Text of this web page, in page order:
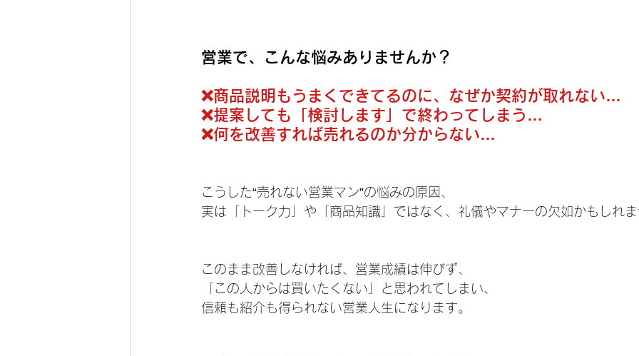
営業で、こんな悩みありませんか？
❌️商品説明もうまくできてるのに、なぜか契約が取れない…
❌️提案しても「検討します」で終わってしまう…
❌️何を改善すれば売れるのか分からない…
こうした“売れない営業マン”の悩みの原因、
実は「トーク力」や「商品知識」ではなく、礼儀やマナーの欠如かもしれ
このまま改善しなければ、営業成績は伸びず、
「この人からは買いたくない」と思われてしまい、
信頼も紹介も得られない営業人生になります。